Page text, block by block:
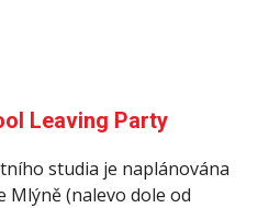
Leaving Party
studia je naplánována
Mlýně (nalevo dole od